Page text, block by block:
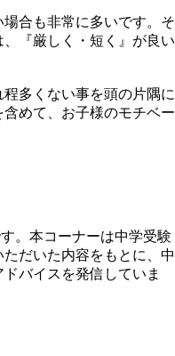
合も非常に多いです。そ
『厳しく・短く』が良い
多くない事を頭の片隅に
めて、お子様のモチベー
。本コーナーは中学受験
だいた内容をもとに、中
バイスを発信していま